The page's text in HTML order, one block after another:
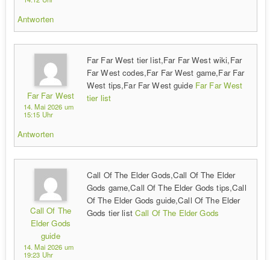
Antworten
Far Far West
14. Mai 2026 um
15:15 Uhr
Far Far West tier list,Far Far West wiki,Far
Far West codes,Far Far West game,Far Far
West tips,Far Far West guide Far Far West
tier list
Antworten
Call Of The
Elder Gods
guide
14. Mai 2026 um
19:23 Uhr
Call Of The Elder Gods,Call Of The Elder
Gods game,Call Of The Elder Gods tips,Call
Of The Elder Gods guide,Call Of The Elder
Gods tier list Call Of The Elder Gods